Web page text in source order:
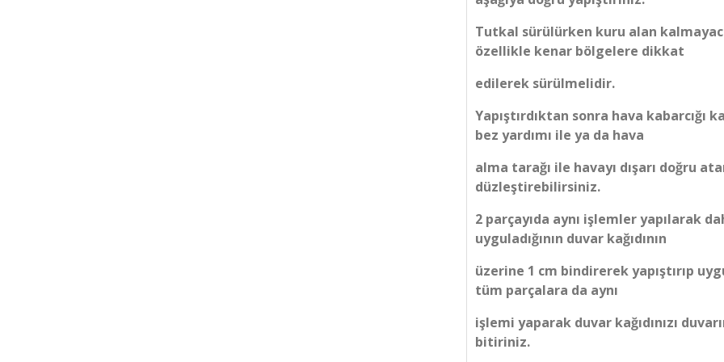
Tutkal sürülürken kuru alan
özellikle kenar bölgelere dikkat
edilerek sürülmelidir.
Yapıştırdıktan sonra hava kabarcığı
bez yardımı ile ya da hava
alma tarağı ile havayı dışarı doğru
düzleştirebilirsiniz.
2 parçayıda aynı işlemler yapılarak
uyguladığının duvar kağıdının
üzerine 1 cm bindirerek yapıştırıp
tüm parçalara da aynı
işlemi yaparak duvar kağıdınızı
bitiriniz.